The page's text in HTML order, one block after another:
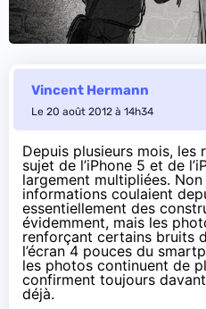
Vincent Hermann
Le 20 août 2012 à 14h34
Depuis plusieurs mois, les
sujet de l’iPhone 5 et de
largement multipliées.
informations coulaient
essentiellement des
évidemment, mais les
renforçant certains bruits
l’écran 4 pouces du
les photos continuent de
confirment toujours
déjà.